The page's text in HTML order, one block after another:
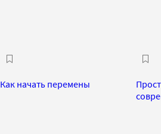
Как начать перемены